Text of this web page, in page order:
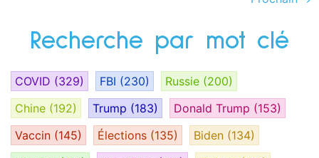
Recherche par mot clé
COVID (329) FBI (230) Russie (200)
Chine (192) Trump (183) Donald Trump (153)
Vaccin (145) Élections (135) Biden (134)